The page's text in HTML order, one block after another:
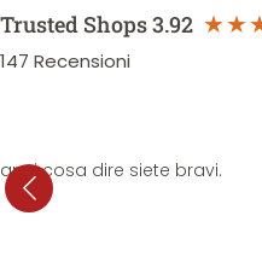
Trusted Shops3.92
147 Recensioni
cosa dire siete bravi.